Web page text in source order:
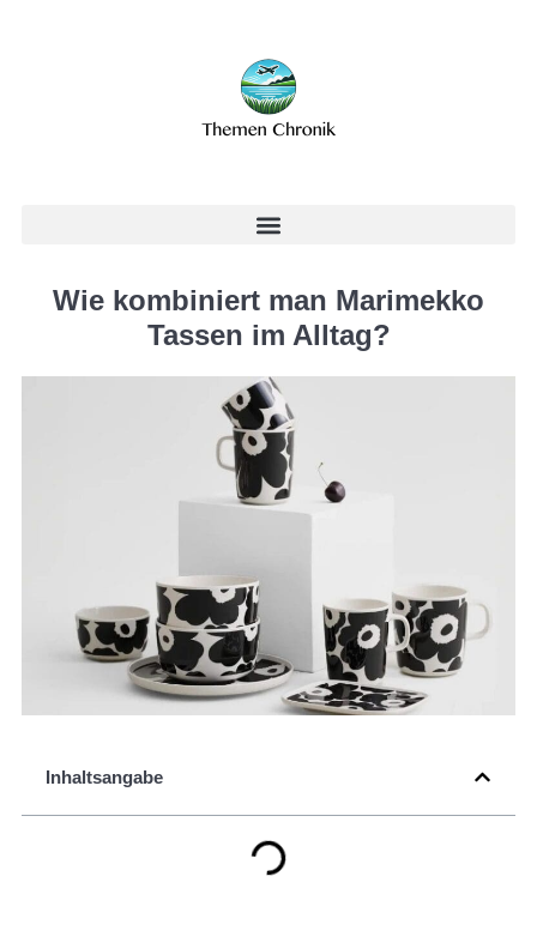
Wie kombiniert man Marimekko
Tassen im Alltag?
Inhaltsangabe